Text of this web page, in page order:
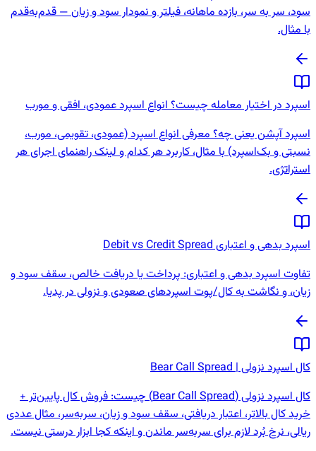
سود، سر به سر، بازده ماهانه، فیلتر و نمودار سود و زیان — قدم‌به‌قدم
با مثال.
اسپرد در اختیار معامله چیست؟ انواع اسپرد عمودی، افقی و مورب
اسپرد آپشن یعنی چه؟ معرفی انواع اسپرد (عمودی، تقویمی، مورب،
نسبتی و بک‌اسپرد) با مثال، کاربرد هر کدام و لینک راهنمای اجرای هر
استراتژی.
اسپرد بدهی و اعتباری Debit vs Credit Spread
تفاوت اسپرد بدهی و اعتباری: پرداخت یا دریافت خالص، سقف سود و
زیان، و نگاشت به کال/پوت اسپردهای صعودی و نزولی در پدیا.
کال اسپرد نزولی | Bear Call Spread
کال اسپرد نزولی (Bear Call Spread) چیست: فروش کال پایین‌تر +
خرید کال بالاتر، اعتبار دریافتی، سقف سود و زیان، سربه‌سر، مثال عددی
ریالی، نرخ بُرد لازم برای سربه‌سر ماندن و اینکه کجا ابزار درستی نیست.